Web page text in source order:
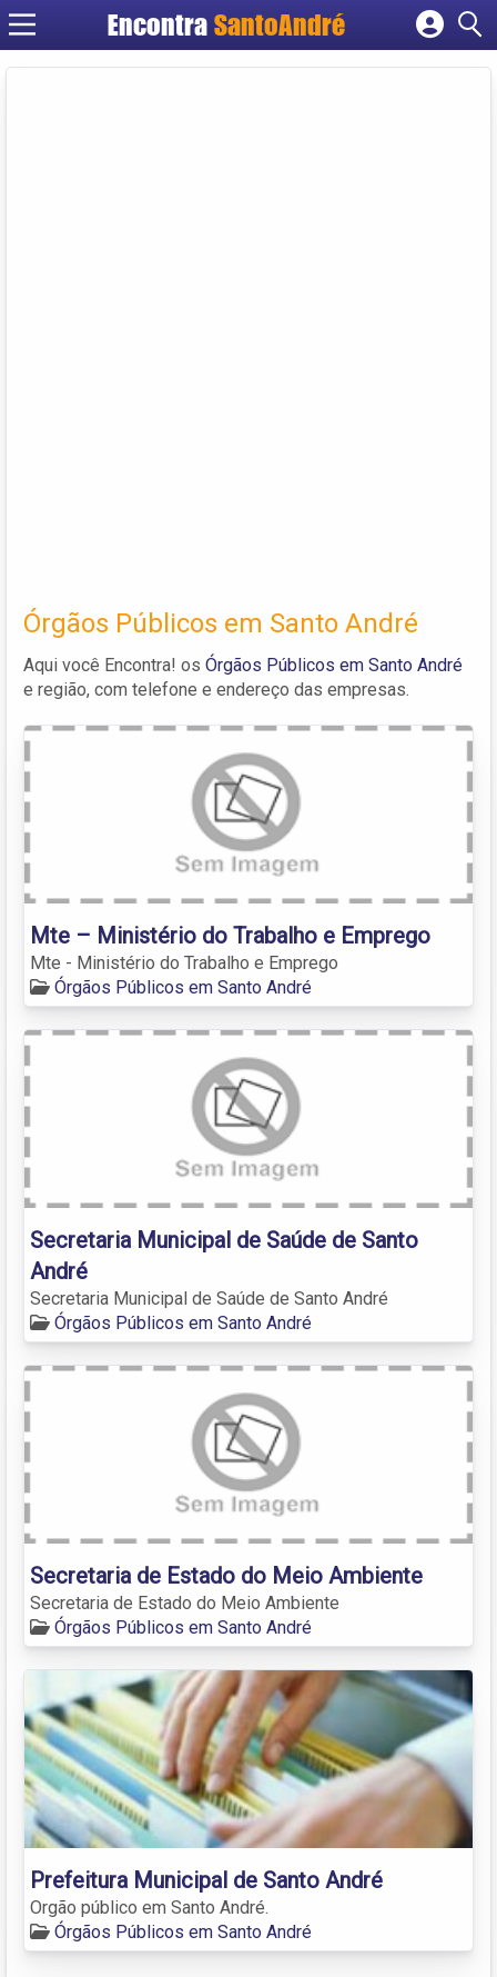
Encontra SantoAndré
Cadastrar empresa
Órgãos Públicos em Santo André
Aqui você Encontra! os Órgãos Públicos em Santo André
e região, com telefone e endereço das empresas.
Mte – Ministério do Trabalho e Emprego
Mte - Ministério do Trabalho e Emprego
Órgãos Públicos em Santo André
Secretaria Municipal de Saúde de Santo
André
Secretaria Municipal de Saúde de Santo André
Órgãos Públicos em Santo André
Secretaria de Estado do Meio Ambiente
Secretaria de Estado do Meio Ambiente
Órgãos Públicos em Santo André
Prefeitura Municipal de Santo André
Orgão público em Santo André.
Órgãos Públicos em Santo André